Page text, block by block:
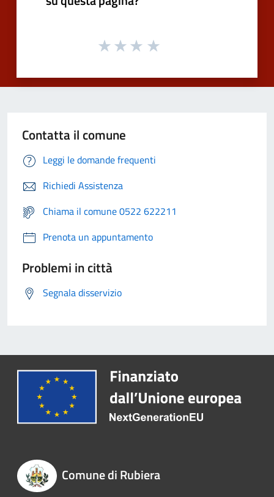
Contatta il comune
Leggi le domande frequenti
Richiedi Assistenza
Chiama il comune 0522 622211
Prenota un appuntamento
Problemi in città
Segnala disservizio
Comune di Rubiera